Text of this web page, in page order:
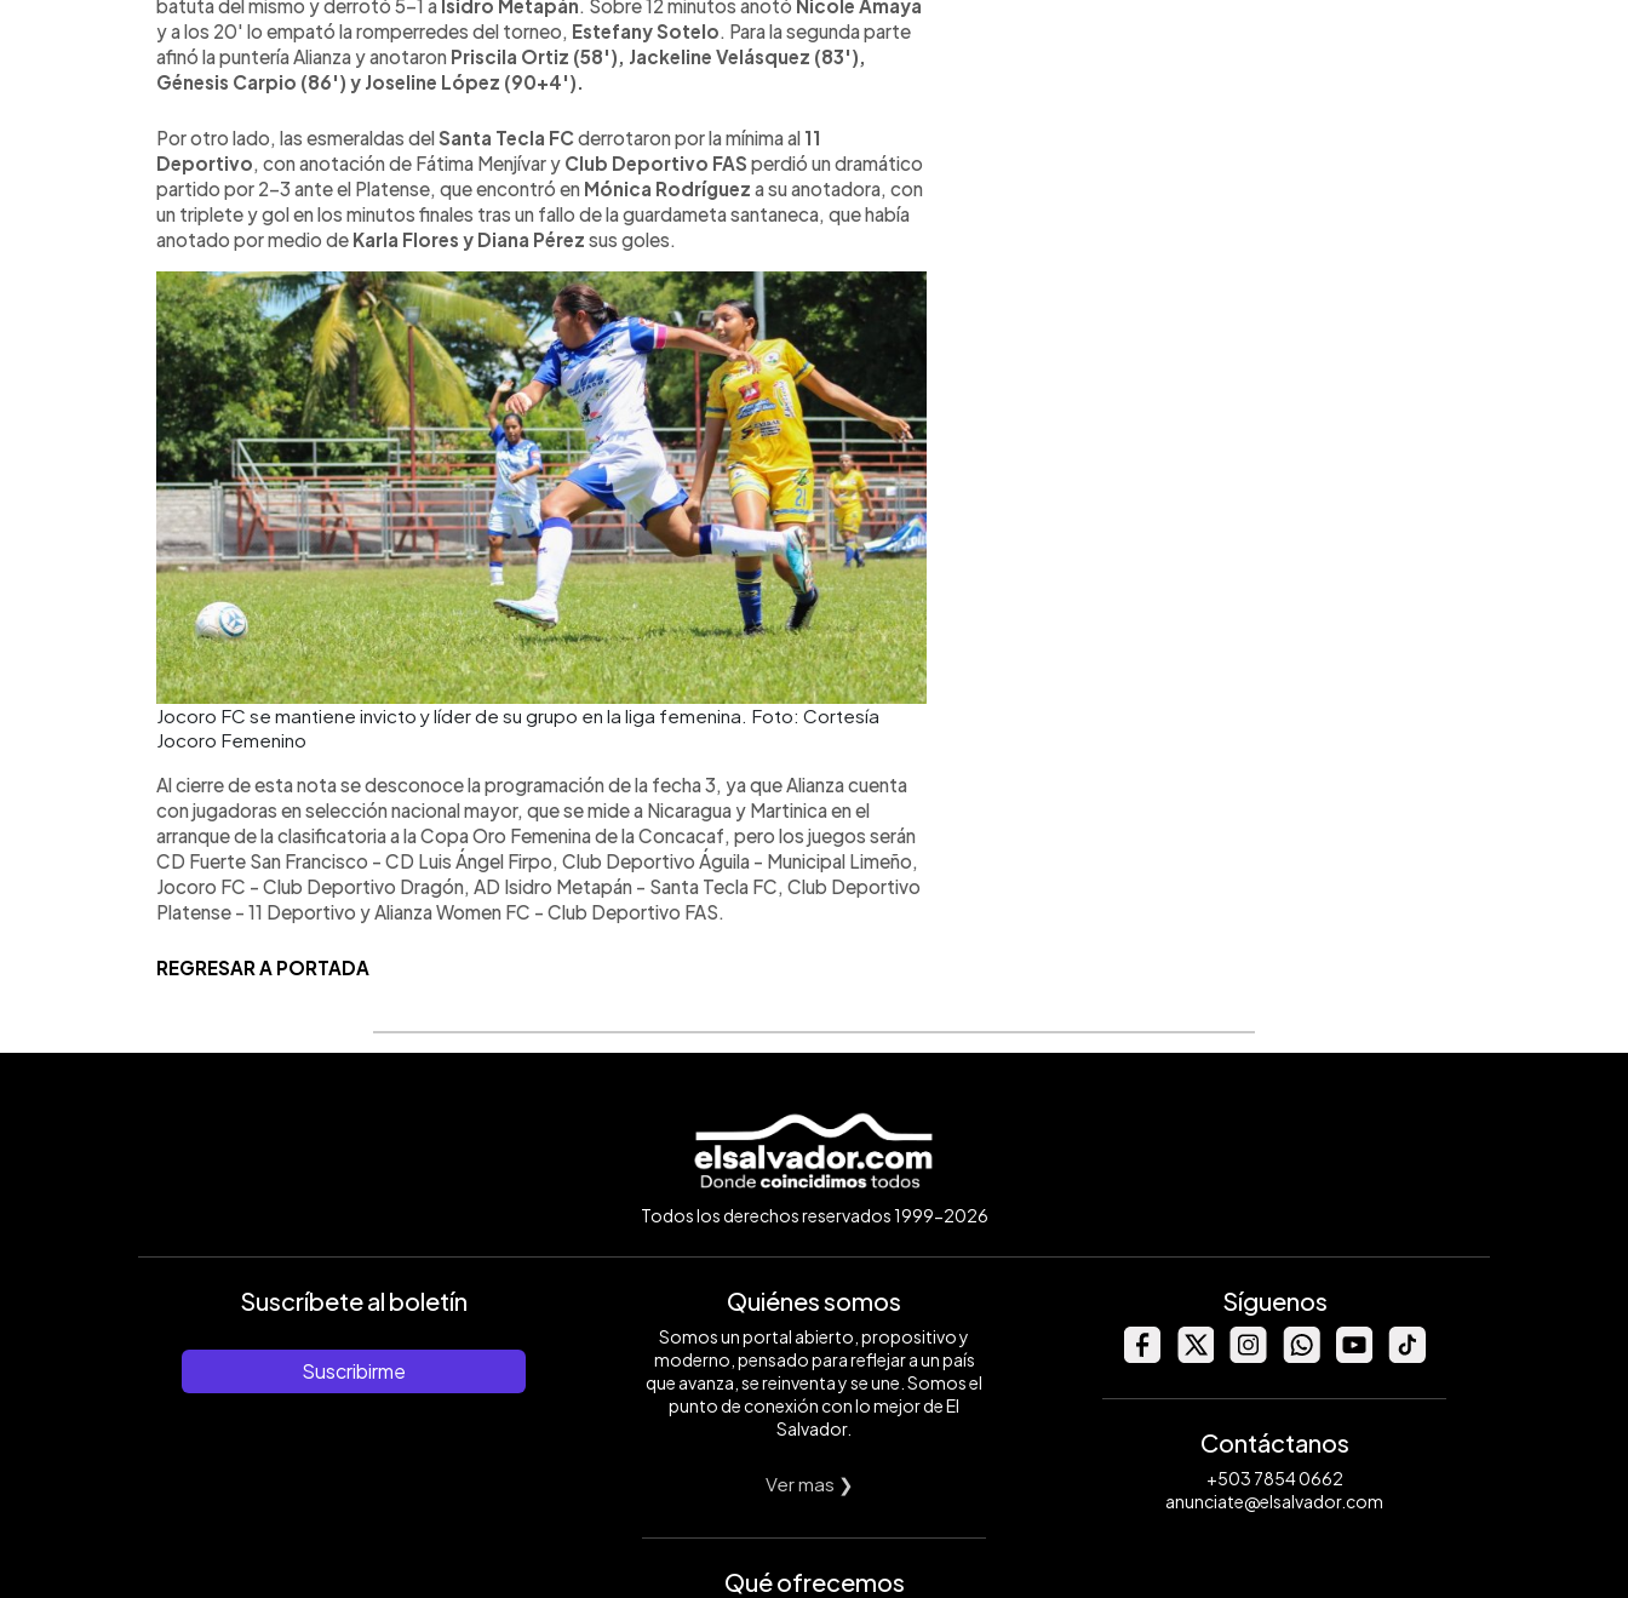
batuta del mismo y derrotó 5-1 a Isidro Metapán . Sobre 12 minutos anotó Nicole Amaya
y a los 20' lo empató la romperredes del torneo, Estefany Sotelo . Para la segunda parte
afinó la puntería Alianza y anotaron Priscila Ortiz (58'), Jackeline Velásquez (83'),
Génesis Carpio (86') y Joseline López (90+4').
Por otro lado, las esmeraldas del Santa Tecla FCderrotaron por la mínima al 11
Deportivo , con anotación de Fátima Menjívar y Club Deportivo FAS perdió un dramático
partido por 2-3 ante el Platense, que encontró en Mónica Rodríguez a su anotadora, con
un triplete y gol en los minutos finales tras un fallo de la guardameta santaneca, que había
anotado por medio de Karla Flores y Diana Pérez sus goles.
Jocoro FC se mantiene invicto y líder de su grupo en la liga femenina. Foto: Cortesía
Jocoro Femenino
Al cierre de esta nota se desconoce la programación de la fecha 3, ya que Alianza cuenta
con jugadoras en selección nacional mayor, que se mide a Nicaragua y Martinica en el
arranque de la clasificatoria a la Copa Oro Femenina de la Concacaf, pero los juegos serán
CD Fuerte San Francisco - CD Luis Ángel Firpo, Club Deportivo Águila - Municipal Limeño,
Jocoro FC - Club Deportivo Dragón, AD Isidro Metapán - Santa Tecla FC, Club Deportivo
Platense - 11 Deportivo y Alianza Women FC - Club Deportivo FAS.
REGRESAR A PORTADA
Todos los derechos reservados 1999-2026
Suscríbete al boletín
Suscribirme
Quiénes somos
Somos un portal abierto, propositivo y
moderno, pensado para reflejar a un país
que avanza, se reinventa y se une. Somos el
punto de conexión con lo mejor de El
Salvador.
Ver mas ❯
Qué ofrecemos
Síguenos
Contáctanos
+503 7854 0662
anunciate@elsalvador.com